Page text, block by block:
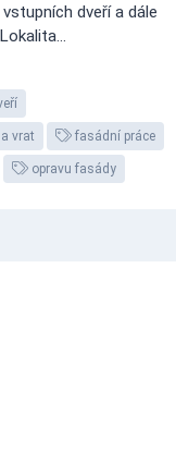
dveří a dále
vrat fasádní práce
opravu fasády